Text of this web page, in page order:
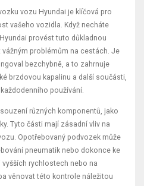
vozu Hyundai je klíčová pro
vašeho vozidla. Když necháte
provést tuto důkladnou
problémům na cestách. Je
bezchybně, a to zahrnuje
brzdovou kapalinu a další součásti,
používání.
různých komponentů, jako
Tyto části mají zásadní vliv na
Opotřebovaný podvozek může
pneumatik nebo dokonce ke
rychlostech nebo na
věnovat této kontrole náležitou